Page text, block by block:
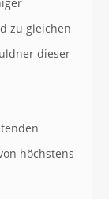
zu gleichen
dieser
höchstens